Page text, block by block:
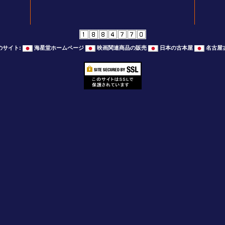
サイト : 海星堂ホームページ 映画関連商品の販売 日本の古本屋 名古屋